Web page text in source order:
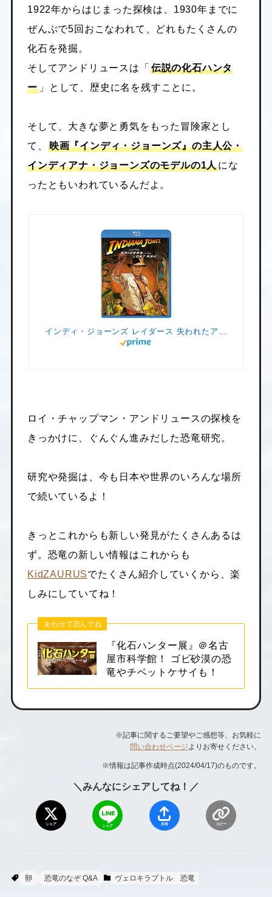
1922年からはじまった探検は、1930年までに
ぜんぶで5回おこなわれて、どれもたくさんの
化石を発掘。
そしてアンドリュースは「 伝説の化石ハンタ
ー」として、歴史に名を残すことに。
そして、大きな夢と勇気をもった冒険家とし
て、
映画『インディ・ジョーンズ』の主人公・
インディアナ・ジョーンズのモデルの1人にな
ったともいわれているんだよ。
ロイ・チャップマン・アンドリュースの探検を
きっかけに、ぐんぐん進みだした恐竜研究。
研究や発掘は、今も日本や世界のいろんな場所
で続いているよ！
きっとこれからも新しい発見がたくさんあるは
ず。恐竜の新しい情報はこれからも
KidZAURUSでたくさん紹介していくから、楽
しみにしていてね！
あわせて読んでね
『化石ハンター展』＠名古
屋市科学館！ ゴビ砂漠の恐
竜やチベットケサイも！
※記事に関するご要望やご感想等、お気軽に
問い合わせページよりお寄せください。
※情報は記事作成時点(2024/04/17)のものです。
＼みんなにシェアしてね！／
シェア シェア 共有 コピー
卵 恐竜のなぞ Q&A ヴェロキラプトル 恐竜